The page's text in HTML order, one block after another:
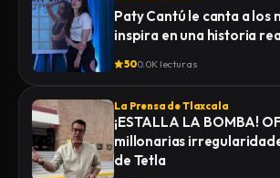
Paty Cantú le canta a los
inspira en una historia
500.0K lecturas
La Prensa de Tlaxcala
¡ESTALLA LA BOMBA!
millonarias
de Tetla